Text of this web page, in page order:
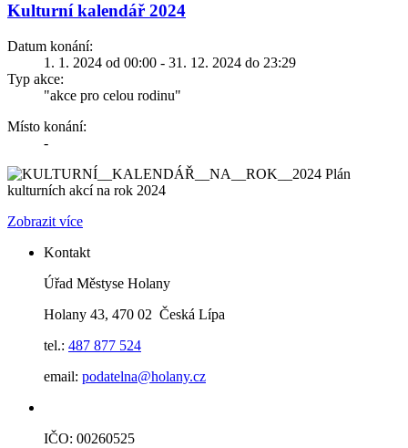
Kulturní kalendář 2024
Datum konání:
1. 1. 2024 od 00:00 - 31. 12. 2024 do 23:29
Typ akce:
"akce pro celou rodinu"
Místo konání:
-
Plán
kulturních akcí na rok 2024
Zobrazit více
Kontakt
Úřad Městyse Holany
Holany 43, 470 02 Česká Lípa
tel.: 487 877 524
email: podatelna@holany.cz
IČO: 00260525